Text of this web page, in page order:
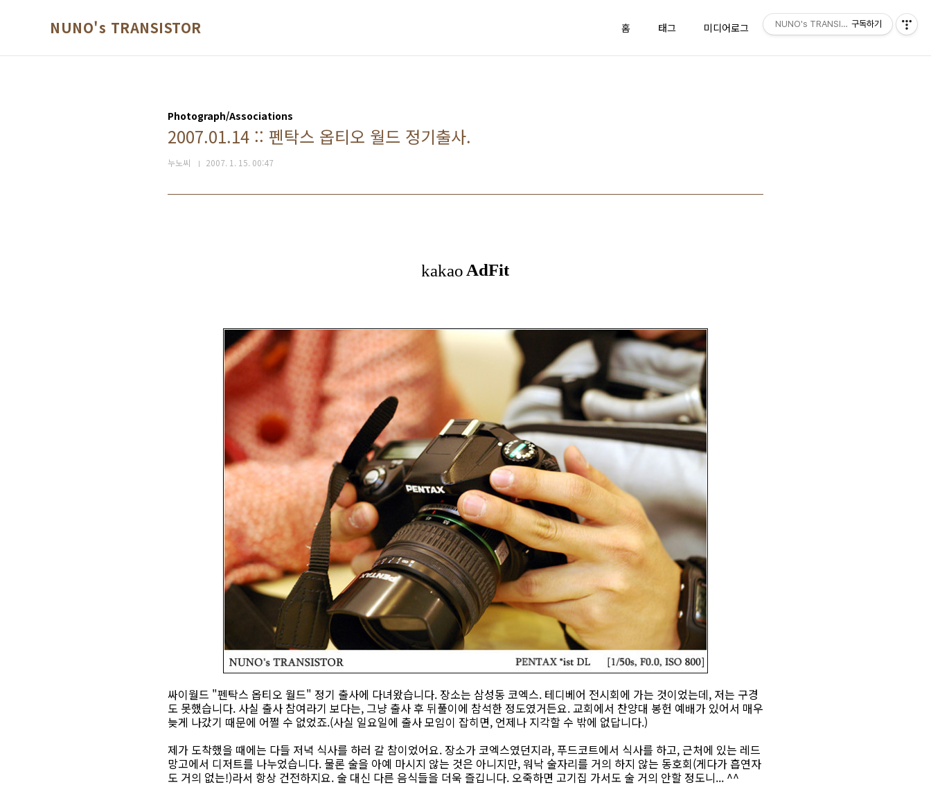
NUNO's TRANSISTOR 홈 태그 미디어로그 위치로그 방명록
Photograph/Associations
2007.01.14 :: 펜탁스 옵티오 월드 정기출사.
누노씨 2007. 1. 15. 00:47
싸이월드 "펜탁스 옵티오 월드" 정기 출사에 다녀왔습니다. 장소는 삼성동 코엑스. 테디베어 전시회에 가는 것이었는데, 저는 구경
도 못했습니다. 사실 출사 참여라기 보다는, 그냥 출사 후 뒤풀이에 참석한 정도였거든요. 교회에서 찬양대 봉헌 예배가 있어서 매우
늦게 나갔기 때문에 어쩔 수 없었죠.(사실 일요일에 출사 모임이 잡히면, 언제나 지각할 수 밖에 없답니다.)
제가 도착했을 때에는 다들 저녁 식사를 하러 갈 참이었어요. 장소가 코엑스였던지라, 푸드코트에서 식사를 하고, 근처에 있는 레드
망고에서 디저트를 나누었습니다. 물론 술을 아예 마시지 않는 것은 아니지만, 워낙 술자리를 거의 하지 않는 동호회(게다가 흡연자
도 거의 없는!)라서 항상 건전하지요. 술 대신 다른 음식들을 더욱 즐깁니다. 오죽하면 고기집 가서도 술 거의 안할 정도니... ^^
NUNO's TRANSISTOR구독하기